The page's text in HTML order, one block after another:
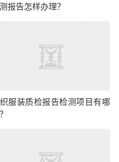
报告怎样办理？
服装质检报告检测项目有哪